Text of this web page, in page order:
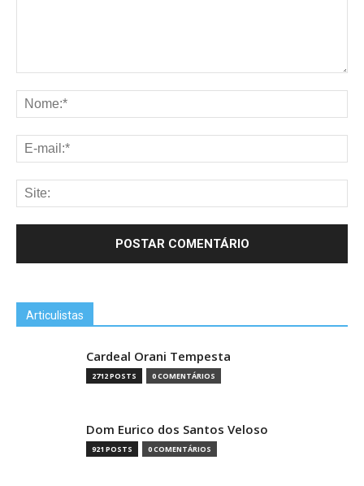
Articulistas
Cardeal Orani Tempesta
2712 POSTS 0 COMENTÁRIOS
Dom Eurico dos Santos Veloso
921 POSTS 0 COMENTÁRIOS